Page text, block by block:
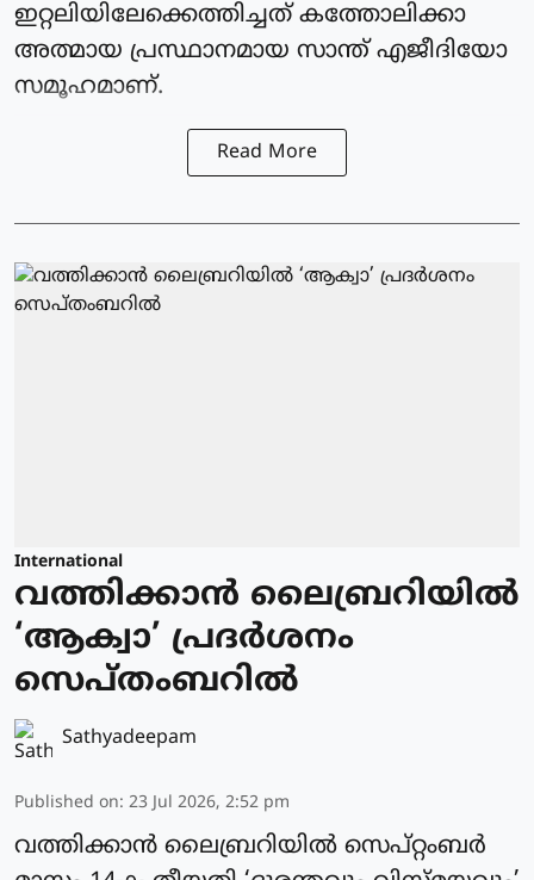
ഇറ്റലിയിലേക്കെത്തിച്ചത് കത്തോലിക്കാ
അത്മായ പ്രസ്ഥാനമായ സാന്ത് എജീദിയോ
സമൂഹമാണ്.
Read More
International
വത്തിക്കാന്‍ ലൈബ്രറിയില്‍
‘ആക്വാ’ പ്രദര്‍ശനം
സെപ്തംബറില്‍
Sathyadeepam
Published on: 23 Jul 2026, 2:52 pm
വത്തിക്കാന്‍ ലൈബ്രറിയില്‍ സെപ്റ്റംബര്‍